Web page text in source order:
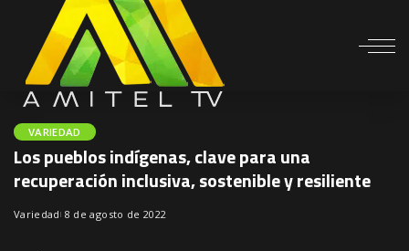
VARIEDAD
Los pueblos indígenas, clave para una
recuperación inclusiva, sostenible y resiliente
Variedad 8 de agosto de 2022